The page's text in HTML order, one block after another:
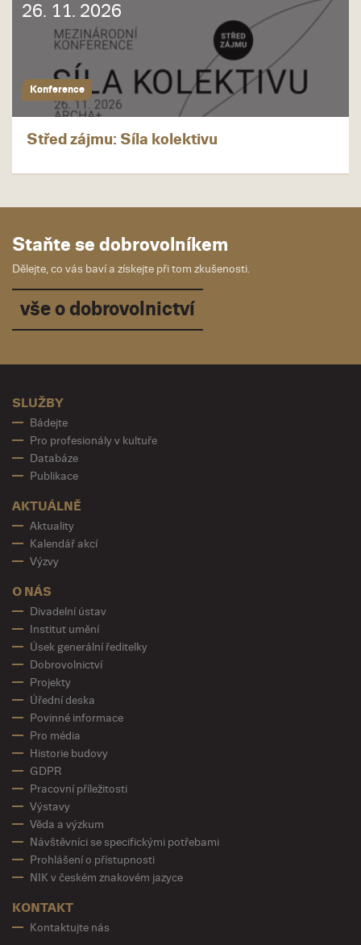
26. 11. 2026
Konference
Střed zájmu: Síla kolektivu
Staňte se dobrovolníkem
Dělejte, co vás baví a získejte při tom zkušenosti.
vše o dobrovolnictví
SLUŽBY
Bádejte
Pro profesionály v kultuře
Databáze
Publikace
AKTUÁLNĚ
Aktuality
Kalendář akcí
Výzvy
O NÁS
Divadelní ústav
Institut umění
Úsek generální ředitelky
Dobrovolnictví
Projekty
Úřední deska
Povinné informace
Pro média
Historie budovy
GDPR
Pracovní příležitosti
Výstavy
Věda a výzkum
Návštěvníci se specifickými potřebami
Prohlášení o přístupnosti
NIK v českém znakovém jazyce
KONTAKT
Kontaktujte nás